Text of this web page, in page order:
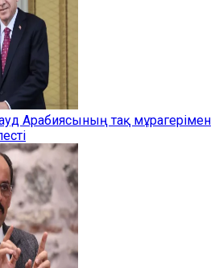
Арабиясының тақ мұрагерімен